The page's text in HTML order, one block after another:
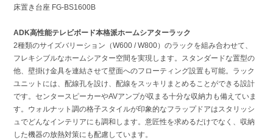
床置き台座 FG-BS1600B
ADK高性能テレビボード本格派ホームシアターラック
2種類のサイズバリーション（W600 / W800）のラックを組み合わせて、
フレキシブルなホームシアター空間を実現します。スタンダードな置型の
他、壁掛け金具を連結させて壁面へのフローティング設置も可能。ラック
ユニットには、配線孔を設け、配線をスッキリまとめることができる設計
です。センタースピーカーやAVアンプが収まる十分な収納力も備えていま
す。ウォルナット調の格子スタイルが印象的なフラップドアはスタリッシ
ュでどんなインテリアにも調和します。意匠性を求めるだけでなく、収納
した機器の放熱対策にも配慮しています。